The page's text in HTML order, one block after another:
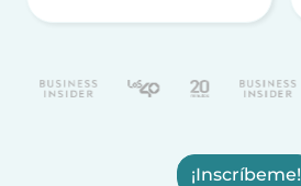
¡Inscríbeme!